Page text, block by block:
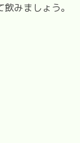
みましょう。